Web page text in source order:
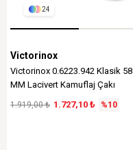
24
Victorinox
Victorinox 0.6223.942 Klasik 58
MM Lacivert Kamuflaj Çakı
1.727,10 ₺
1.919,00 ₺ %10